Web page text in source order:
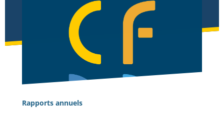
Rapports annuels